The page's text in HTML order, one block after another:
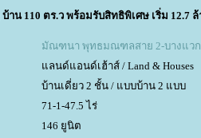
บ้าน 110 ตร.ว พร้อมรับสิทธิพิเศษ เริ่ม 12.7
มัณฑนา พุทธมณฑลสาย 2-บางแวก
ลนด์แอนด์เฮ้าส์ / Land & Houses
บ้านเดี่ยว 2 ชั้น / แบบบ้าน 2 แบบ
71-1-47.5 ไร่
146 ยูนิต